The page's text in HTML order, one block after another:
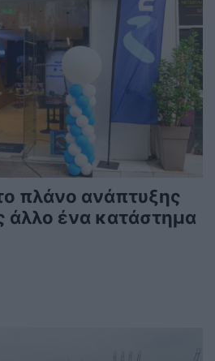
πλάνο ανάπτυξης
άλλο ένα κατάστημα